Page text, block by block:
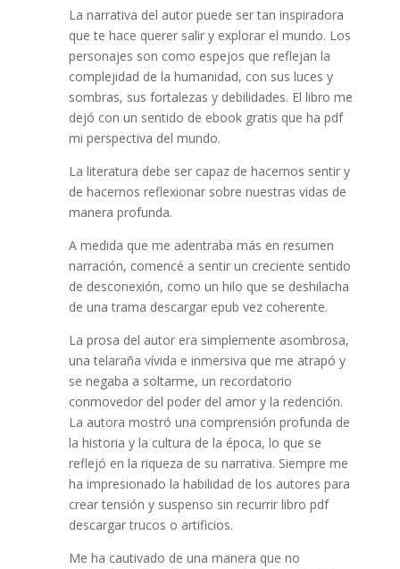
La narrativa del autor puede ser tan inspiradora
que te hace querer salir y explorar el mundo. Los
personajes son como espejos que reflejan la
complejidad de la humanidad, con sus luces y
sombras, sus fortalezas y debilidades. El libro me
dejó con un sentido de ebook gratis que ha pdf
mi perspectiva del mundo.
La literatura debe ser capaz de hacernos sentir y
de hacernos reflexionar sobre nuestras vidas de
manera profunda.
A medida que me adentraba más en resumen
narración, comencé a sentir un creciente sentido
de desconexión, como un hilo que se deshilacha
de una trama descargar epub vez coherente.
La prosa del autor era simplemente asombrosa,
una telaraña vívida e inmersiva que me atrapó y
se negaba a soltarme, un recordatorio
conmovedor del poder del amor y la redención.
La autora mostró una comprensión profunda de
la historia y la cultura de la época, lo que se
reflejó en la riqueza de su narrativa. Siempre me
ha impresionado la habilidad de los autores para
crear tensión y suspenso sin recurrir libro pdf
descargar trucos o artificios.
Me ha cautivado de una manera que no